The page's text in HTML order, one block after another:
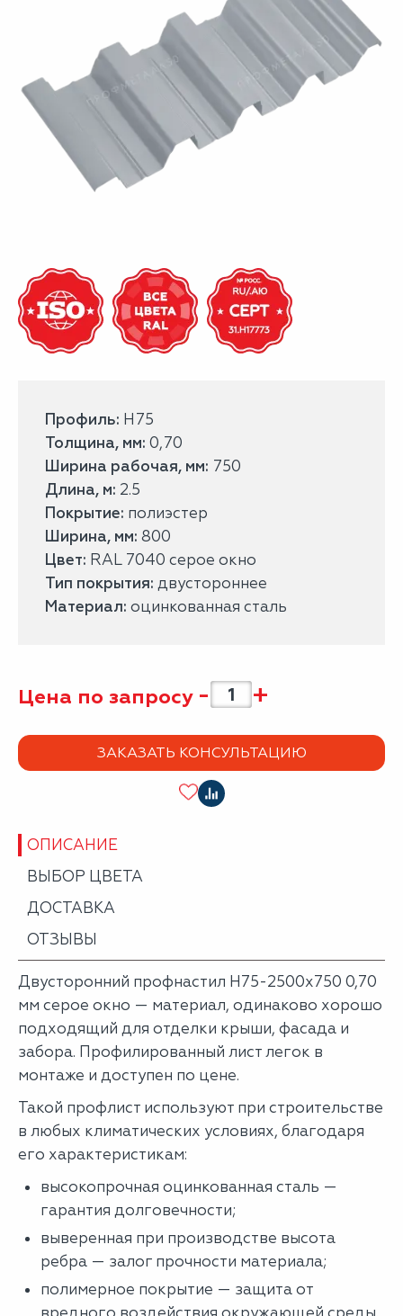
Профиль: Н75
Толщина, мм: 0,70
Ширина рабочая, мм: 750
Длина, м: 2.5
Покрытие: полиэстер
Ширина, мм: 800
Цвет: RAL 7040 серое окно
Тип покрытия: двустороннее
Материал: оцинкованная сталь
Цена по запросу - +
ЗАКАЗАТЬ КОНСУЛЬТАЦИЮ
ОПИСАНИЕ
ВЫБОР ЦВЕТА
ДОСТАВКА
ОТЗЫВЫ
Двусторонний профнастил Н75-2500х750 0,70
мм серое окно — материал, одинаково хорошо
подходящий для отделки крыши, фасада и
забора. Профилированный лист легок в
монтаже и доступен по цене.
Такой профлист используют при строительстве
в любых климатических условиях, благодаря
его характеристикам:
высокопрочная оцинкованная сталь —
гарантия долговечности;
выверенная при производстве высота
ребра — залог прочности материала;
полимерное покрытие — защита от
вредного воздействия окружающей среды.